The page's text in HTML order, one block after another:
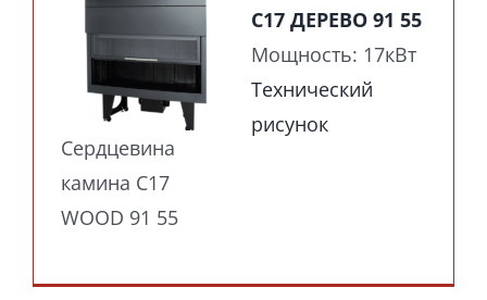
Сердцевина
камина C17
WOOD 91 55
C17 ДЕРЕВО 91 55
Мощность: 17кВт
Технический
рисунок